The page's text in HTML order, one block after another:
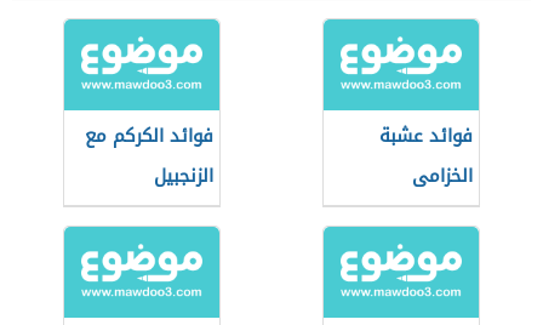
فوائد عشبة
الخزامى
فوائد الكركم مع
الزنجبيل